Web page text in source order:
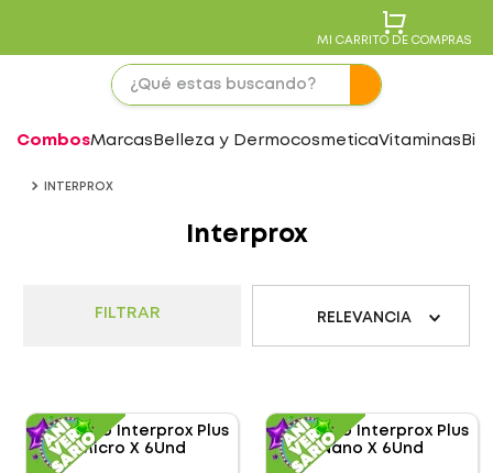
MI CARRITO DE COMPRAS
CombosMarcas Belleza y DermocosmeticaVitaminas
INTERPROX
Interprox
FILTRAR RELEVANCIA